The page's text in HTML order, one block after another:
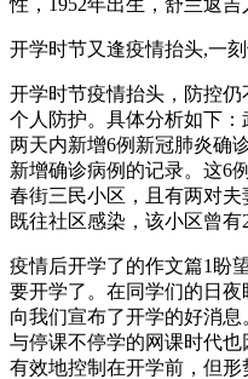
开学时节又逢疫情抬头,一
开学时节疫情抬头，防控
个人防护。具体分析如下：
两天内新增6例新冠肺炎确
新增确诊病例的记录。这6
春街三民小区，且有两对
既往社区感染，该小区曾有
疫情后开学了的作文篇1盼
要开学了。在同学们的日
向我们宣布了开学的好消
与停课不停学的网课时代
有效地控制在开学前，但形